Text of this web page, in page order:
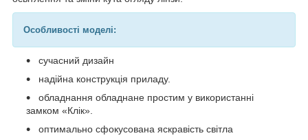
Особливості моделі:
сучасний дизайн
надійна конструкція приладу.
обладнання обладнане простим у використанні
замком «Клік».
оптимально сфокусована яскравість світла